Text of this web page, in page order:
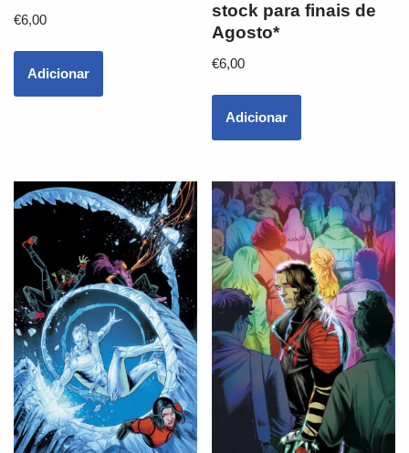
€6,00
Adicionar
stock para finais de
Agosto*
€6,00
Adicionar